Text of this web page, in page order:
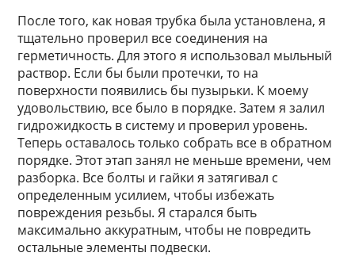
После того, как новая трубка была установлена, я
тщательно проверил все соединения на
герметичность. Для этого я использовал мыльный
раствор. Если бы были протечки, то на
поверхности появились бы пузырьки. К моему
удовольствию, все было в порядке. Затем я залил
гидрожидкость в систему и проверил уровень.
Теперь оставалось только собрать все в обратном
порядке. Этот этап занял не меньше времени, чем
разборка. Все болты и гайки я затягивал с
определенным усилием, чтобы избежать
повреждения резьбы. Я старался быть
максимально аккуратным, чтобы не повредить
остальные элементы подвески.